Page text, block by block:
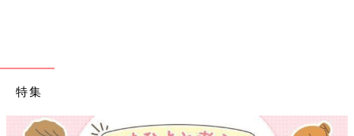
特集